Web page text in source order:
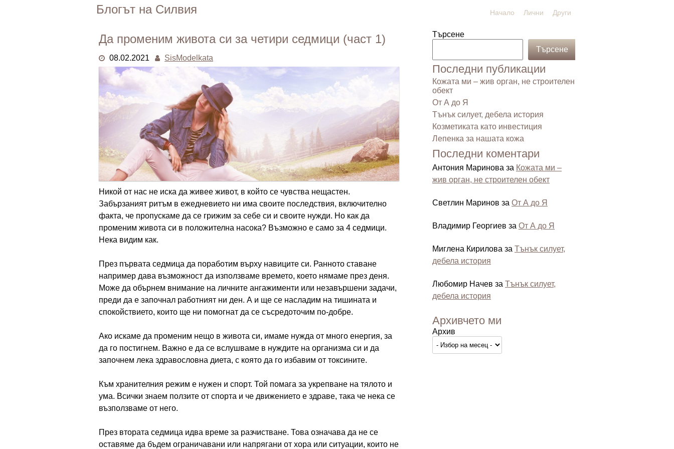
Блогът на Силвия Начало Лични Други
Да променим живота си за четири седмици (част 1)
08.02.2021 SisModelkata
Никой от нас не иска да живее живот, в който се чувства нещастен.
Забързаният ритъм в ежедневието ни има своите последствия, включително
факта, че пропускаме да се грижим за себе си и своите нужди. Но как да
променим живота си в положителна насока? Възможно е само за 4 седмици.
Нека видим как.
През първата седмица да поработим върху навиците си. Ранното ставане
например дава възможност да използваме времето, което нямаме през деня.
Може да обърнем внимание на личните ангажименти или незавършени задачи,
преди да е започнал работният ни ден. А и ще се насладим на тишината и
спокойствието, които ще ни помогнат да се съсредоточим по-добре.
Ако искаме да променим нещо в живота си, имаме нужда от много енергия, за
да го постигнем. Важно е да се вслушваме в нуждите на организма си и да
започнем лека здравословна диета, с която да го избавим от токсините.
Към хранителния режим е нужен и спорт. Той помага за укрепване на тялото и
ума. Всички знаем ползите от спорта и че движението е здраве, така че нека се
възползваме от него.
През втората седмица идва време за разчистване. Това означава да не се
оставяме да бъдем ограничавани или напрягани от хора или ситуации, които не
Търсене
Търсене
Последни публикации
Кожата ми – жив орган, не строителен
обект
От А до Я
Тънък силует, дебела история
Козметиката като инвестиция
Лепенка за нашата кожа
Последни коментари
Антония Маринова за Кожата ми –
жив орган, не строителен обект
Светлин Маринов за От А до Я
Владимир Георгиев за От А до Я
Миглена Кирилова за Тънък силует,
дебела история
Любомир Начев за Тънък силует,
дебела история
Архивчето ми
Архив